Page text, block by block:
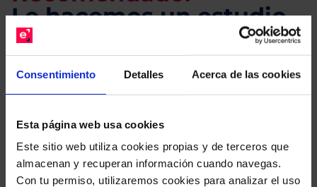
Consentimiento Detalles Acerca de las cookies
Esta página web usa cookies
Este sitio web utiliza cookies propias y de terceros que
almacenan y recuperan información cuando navegas.
Con tu permiso, utilizaremos cookies para analizar el uso
Le hacemos un estudio
gratuito de su cartera.
Descárguese el archivoe indíquenos los ISINs de
sus Fondos y nuestros expertos le enviarán un
Limpias con las que podrá ahorrar en sus costes.